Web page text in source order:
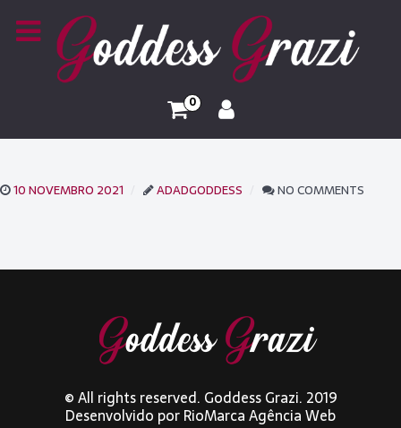
0
10 NOVEMBRO 2021 ADADGODDESS NO COMMENTS
© All rights reserved. Goddess Grazi. 2019
Desenvolvido porRioMarca Agência Web